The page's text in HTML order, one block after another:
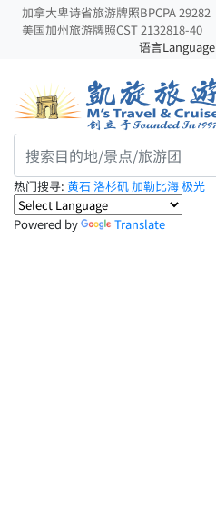
加拿大卑诗省旅游牌照BPCPA 29282
美国加州旅游牌照CST 2132818-40
语言Language
热门搜寻: 黄石洛杉矶加勒比海极光
Powered by Translate